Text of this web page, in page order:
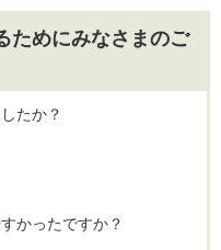
ためにみなさまのご
たか？
かったですか？